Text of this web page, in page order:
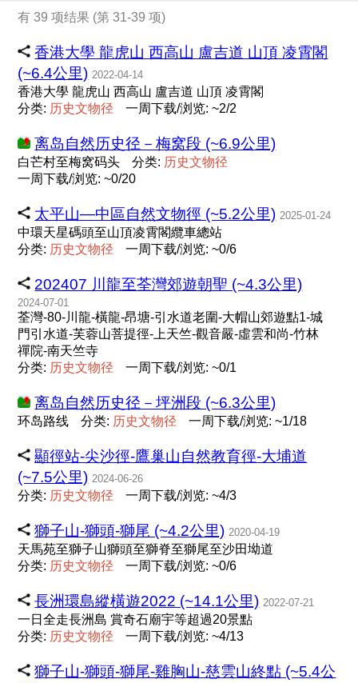
有 39 项结果 (第 31-39 项)
香港大學 龍虎山 西高山 盧吉道 山頂 凌霄閣
(~6.4公里) 2022-04-14
香港大學 龍虎山 西高山 盧吉道 山頂 凌霄閣
分类: 历史文物径 一周下载/浏览: ~2/2
离岛自然历史径－梅窝段 (~6.9公里)
白芒村至梅窝码头 分类: 历史文物径
一周下载/浏览: ~0/20
太平山—中區自然文物徑 (~5.2公里) 2025-01-24
中環天星碼頭至山頂凌霄閣纜車總站
分类: 历史文物径 一周下载/浏览: ~0/6
202407 川龍至荃灣郊遊朝聖 (~4.3公里)
2024-07-01
荃灣-80-川龍-橫龍-昂塘-引水道老圍-大帽山郊遊點1-城
門引水道-芙蓉山菩提徑-上天竺-觀音嚴-虛雲和尚-竹林
禪院-南天竺寺
分类: 历史文物径 一周下载/浏览: ~0/1
离岛自然历史径－坪洲段 (~6.3公里)
环岛路线 分类: 历史文物径 一周下载/浏览: ~1/18
顯徑站-尖沙徑-鷹巢山自然教育徑-大埔道
(~7.5公里) 2024-06-26
分类: 历史文物径 一周下载/浏览: ~4/3
獅子山-獅頭-獅尾 (~4.2公里) 2020-04-19
天馬苑至獅子山獅頭至獅脊至獅尾至沙田坳道
分类: 历史文物径 一周下载/浏览: ~0/6
長洲環島縱橫遊2022 (~14.1公里) 2022-07-21
一日全走長洲島 賞奇石廟宇等超過20景點
分类: 历史文物径 一周下载/浏览: ~4/13
獅子山-獅頭-獅尾-雞胸山-慈雲山終點 (~5.4公